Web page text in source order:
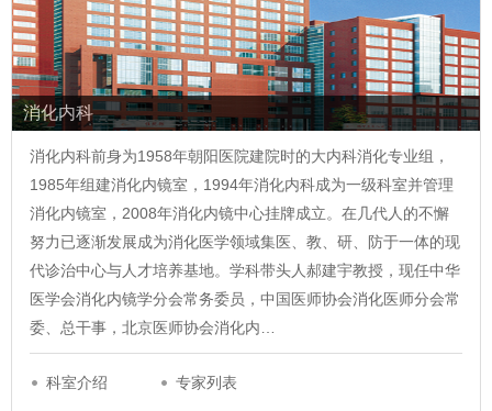
消化内科
消化内科前身为1958年朝阳医院建院时的大内科消化专业组，
1985年组建消化内镜室，1994年消化内科成为一级科室并管理
消化内镜室，2008年消化内镜中心挂牌成立。在几代人的不懈
努力已逐渐发展成为消化医学领域集医、教、研、防于一体的现
代诊治中心与人才培养基地。学科带头人郝建宇教授，现任中华
医学会消化内镜学分会常务委员，中国医师协会消化医师分会常
委、总干事，北京医师协会消化内…
科室介绍 专家列表